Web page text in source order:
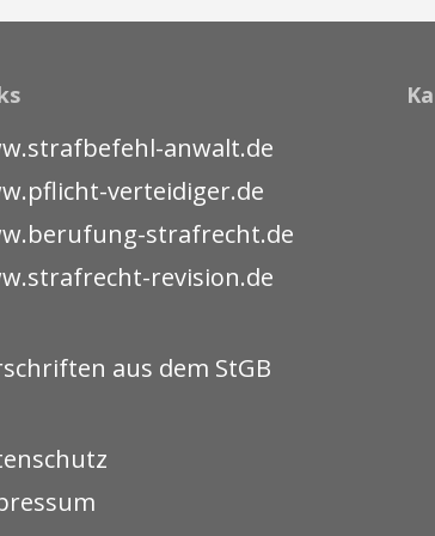
anwalt.de
verteidiger.de
strafrecht.de
revision.de
aus dem StGB